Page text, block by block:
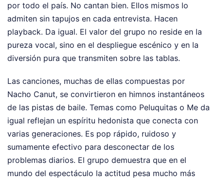
por todo el país. No cantan bien. Ellos mismos lo
admiten sin tapujos en cada entrevista. Hacen
playback. Da igual. El valor del grupo no reside en la
pureza vocal, sino en el despliegue escénico y en la
diversión pura que transmiten sobre las tablas.
Las canciones, muchas de ellas compuestas por
Nacho Canut, se convirtieron en himnos instantáneos
de las pistas de baile. Temas como Peluquitas o Me da
igual reflejan un espíritu hedonista que conecta con
varias generaciones. Es pop rápido, ruidoso y
sumamente efectivo para desconectar de los
problemas diarios. El grupo demuestra que en el
mundo del espectáculo la actitud pesa mucho más